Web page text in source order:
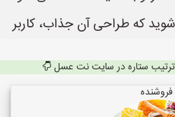
که طراحی آن جذاب، کاربر
ستاره در سایت نت عسل
فروشنده